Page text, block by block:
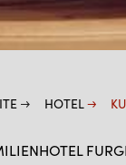
HOTEL